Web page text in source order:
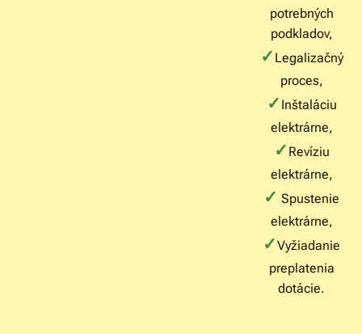
potrebných
podkladov,
✓ Legalizačný
proces,
✓ Inštaláciu
elektrárne,
✓ Revíziu
elektrárne,
✓ Spustenie
elektrárne,
✓Vyžiadanie
preplatenia
dotácie.